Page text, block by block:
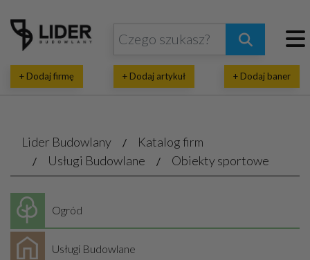
+ Dodaj firmę + Dodaj artykuł + Dodaj baner
Lider Budowlany
Katalog firm
Usługi Budowlane
Obiekty sportowe
Ogród
Usługi Budowlane